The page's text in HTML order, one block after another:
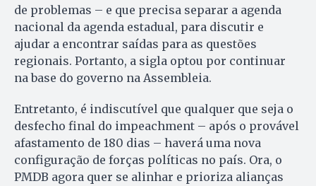
de problemas – e que precisa separar a agenda
nacional da agenda estadual, para discutir e
ajudar a encontrar saídas para as questões
regionais. Portanto, a sigla optou por continuar
na base do governo na Assembleia.
Entretanto, é indiscutível que qualquer que seja o
desfecho final do impeachment – após o provável
afastamento de 180 dias – haverá uma nova
configuração de forças políticas no país. Ora, o
PMDB agora quer se alinhar e prioriza alianças